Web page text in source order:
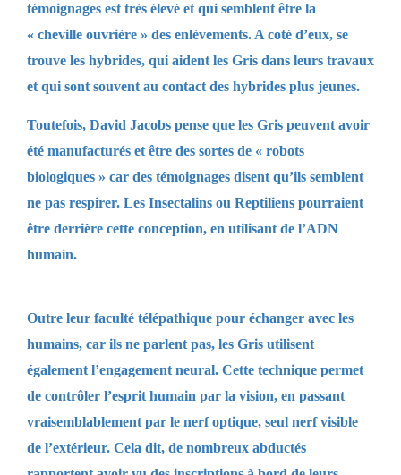
témoignages est très élevé et qui semblent être la
« cheville ouvrière » des enlèvements. A coté d’eux, se
trouve les hybrides, qui aident les Gris dans leurs travaux
et qui sont souvent au contact des hybrides plus jeunes.
Toutefois, David Jacobs pense que les Gris peuvent avoir
été manufacturés et être des sortes de « robots
biologiques » car des témoignages disent qu’ils semblent
ne pas respirer. Les Insectalins ou Reptiliens pourraient
être derrière cette conception, en utilisant de l’ADN
humain.
Outre leur faculté télépathique pour échanger avec les
humains, car ils ne parlent pas, les Gris utilisent
également l’engagement neural. Cette technique permet
de contrôler l’esprit humain par la vision, en passant
vraisemblablement par le nerf optique, seul nerf visible
de l’extérieur. Cela dit, de nombreux abductés